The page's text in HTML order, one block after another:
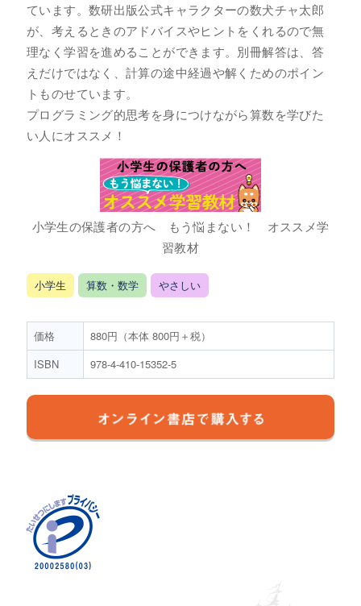
ています。数研出版公式キャラクターの数犬チャ太郎
が、考えるときのアドバイスやヒントをくれるので無
理なく学習を進めることができます。別冊解答は、答
えだけではなく、計算の途中経過や解くためのポイン
トものせています。
プログラミング的思考を身につけながら算数を学びた
い人にオススメ！
小学生の保護者の方へ もう悩まない！ オススメ学
習教材
小学生 算数・数学 やさしい
価格
880円（本体 800円＋税）
ISBN
978-4-410-15352-5